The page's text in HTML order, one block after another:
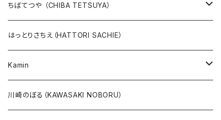
版画
10万未満
20万未満
本、カレンダー
イバラード新作版画2026
版画
鉄腕アトム
ジャングル大帝
人気作品TOP10
ちばてつや （CHIBA TETSUYA）
版画
あしたのジョー
その他
人気作品TOP5
はっとりさちえ（HATTORI SACHIE）
Kamin
版画
川崎のぼる（KAWASAKI NOBORU）